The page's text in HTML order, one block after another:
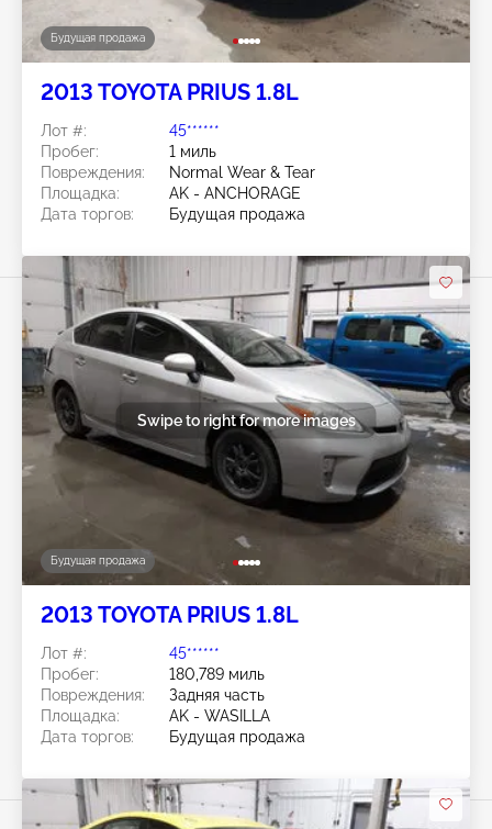
Будущая продажа
2013 TOYOTA PRIUS 1.8L
Лот #:
45******
Пробег:
1 миль
Повреждения:
Normal Wear & Tear
Площадка:
AK - ANCHORAGE
Дата торгов:
Будущая продажа
Будущая продажа
Swipe to right for more images
2013 TOYOTA PRIUS 1.8L
Лот #:
45******
Пробег:
180,789 миль
Повреждения:
Задняя часть
Площадка:
AK - WASILLA
Дата торгов:
Будущая продажа